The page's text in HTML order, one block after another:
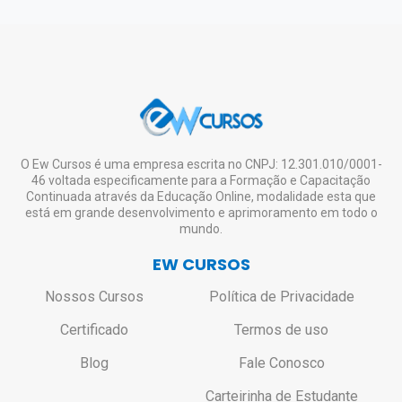
vontade, mesmo não tendo interesse em
solicitar o certificado de todos ou de nenhum.
Não haverá bloqueio ou restrição de
acesso aos alunos que não solicitarem o
certificado.
em contato pelo e-mail:
contato@ewcursos.com.br, para verificar o
O Ew Cursos é uma empresa escrita no CNPJ: 12.301.010/0001-
46 voltada especificamente para a Formação e Capacitação
Continuada através da Educação Online, modalidade esta que
está em grande desenvolvimento e aprimoramento em todo o
mundo.
EW CURSOS
Nossos Cursos
Certificado
Blog
Política de Privacidade
Termos de uso
Fale Conosco
Carteirinha de Estudante